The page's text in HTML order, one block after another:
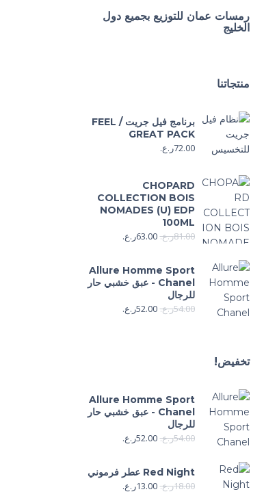
رمسات عمان للتوزيع بجميع دول
الخليج
منتجاتنا
برنامج فيل جريت / FEEL
GREAT PACK
72.00ر.ع.
CHOPARD
COLLECTION BOIS
NOMADES (U) EDP
100ML
81.00ر.ع. 63.00ر.ع.
Allure Homme Sport
Chanel - عبق خشبي حار
للرجال
54.00ر.ع. 52.00ر.ع.
تخفيض!
Allure Homme Sport
Chanel - عبق خشبي حار
للرجال
54.00ر.ع. 52.00ر.ع.
Red Night عطر فرموني
18.00ر.ع. 13.00ر.ع.